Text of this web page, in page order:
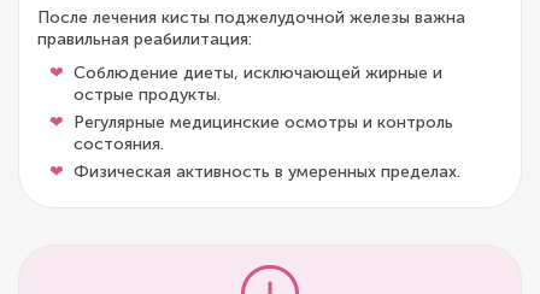
После лечения кисты поджелудочной железы важна
правильная реабилитация:
Соблюдение диеты, исключающей жирные и
острые продукты.
Регулярные медицинские осмотры и контроль
состояния.
Физическая активность в умеренных пределах.